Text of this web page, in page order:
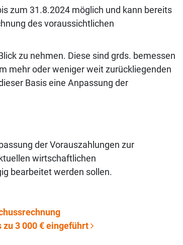
zum 31.8.2024 möglich und kann bereits
des voraussichtlichen
zu nehmen. Diese sind grds. bemessen
mehr oder weniger weit zurückliegenden
Basis eine Anpassung der
der Vorauszahlungen zur
wirtschaftlichen
bearbeitet werden sollen.
3 000 € eingeführt